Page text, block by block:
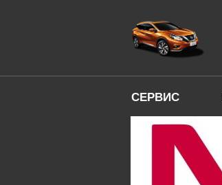
СЕРВИС